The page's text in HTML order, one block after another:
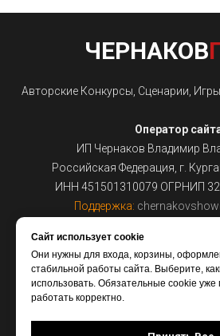
Сайт использует cookie
Они нужны для входа, корзины,
стабильной работы сайта. Выберите,
использовать. Обязательные cookie уже
работать корректно.
ЧЕРНАКОВ
Авторские Конкурсы, Сценарии,
Оператор
ИП Чернаков Владимир
Российская Федерация, г.
ИНН 451501310079 ОГРНИП
Поддержка:
На сайте используется
Публичная Оферта
Политика конфеденциальности